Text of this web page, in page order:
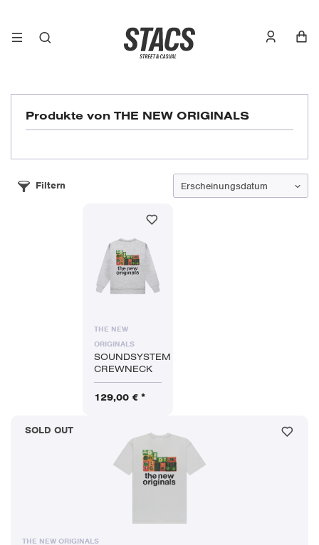
Produkte von THE NEW ORIGINALS
Filtern
THE NEW
ORIGINALS
SOUNDSYSTEM
CREWNECK
129,00 € *
SOLD OUT
THE NEW ORIGINALS